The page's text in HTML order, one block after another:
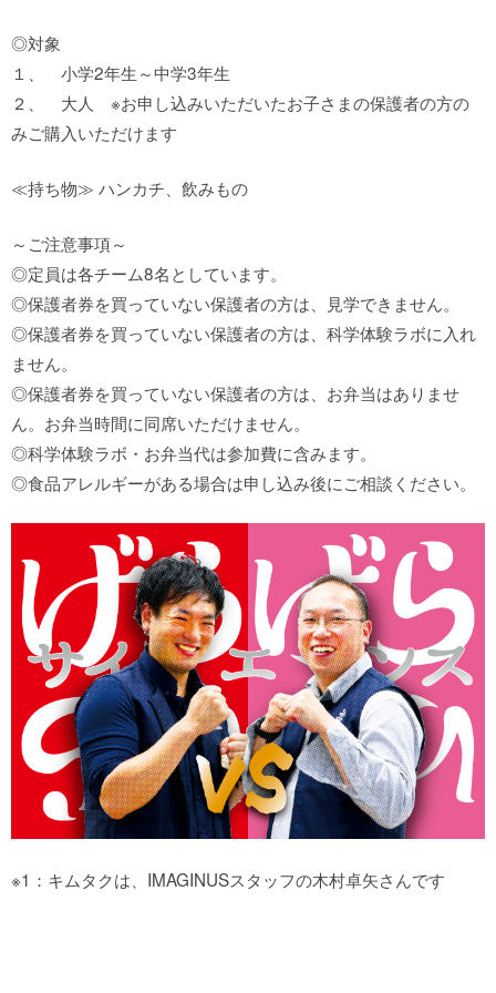
◎対象
１、 小学2年生～中学3年生
２、 大人 ※お申し込みいただいたお子さまの保護者の方の
みご購入いただけます
≪持ち物≫ ハンカチ、飲みもの
～ご注意事項～
◎定員は各チーム8名としています。
◎保護者券を買っていない保護者の方は、見学できません。
◎保護者券を買っていない保護者の方は、科学体験ラボに入れ
ません。
◎保護者券を買っていない保護者の方は、お弁当はありませ
ん。お弁当時間に同席いただけません。
◎科学体験ラボ・お弁当代は参加費に含みます。
◎食品アレルギーがある場合は申し込み後にご相談ください。
※1：キムタクは、IMAGINUSスタッフの木村卓矢さんです